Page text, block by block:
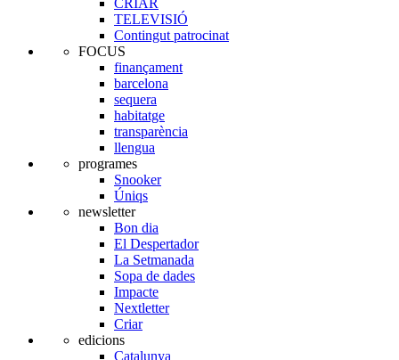
TELEVISIÓ
Contingut patrocinat
FOCUS
finançament
barcelona
sequera
habitatge
transparència
llengua
programes
Snooker
Úniqs
newsletter
Bon dia
El Despertador
La Setmanada
Sopa de dades
Impacte
Nextletter
Criar
edicions
Catalunya